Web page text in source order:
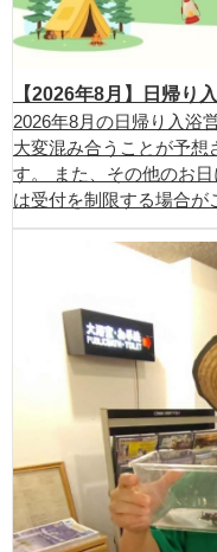
【2026年8月】日帰り
2026年8月の日帰り入浴
大変混み合うことが予想
す。 また、その他のお
は受付を制限する場合が